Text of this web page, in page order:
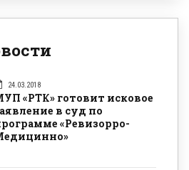
24.03.2018
«РТК» готовит исковое
в суд по
«Ревизорро-